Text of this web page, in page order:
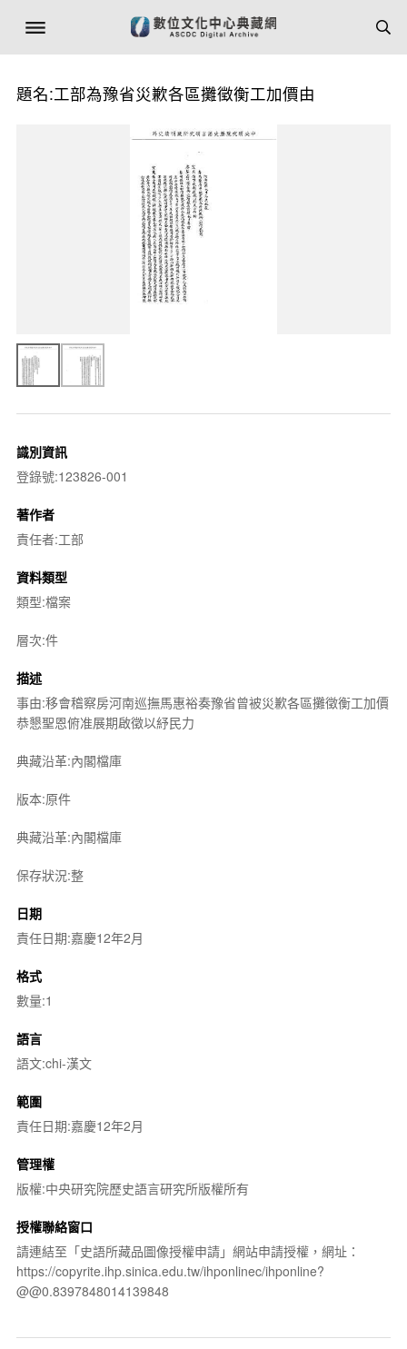
題名:工部為豫省災歉各區攤徵衡工加價由
識別資訊
登錄號:123826-001
著作者
責任者:工部
資料類型
類型:檔案
層次:件
描述
事由:移會稽察房河南巡撫馬惠裕奏豫省曾被災歉各區攤徵衡工加價
恭懇聖恩俯准展期啟徵以紓民力
典藏沿革:內閣檔庫
版本:原件
典藏沿革:內閣檔庫
保存狀況:整
日期
責任日期:嘉慶12年2月
格式
數量:1
語言
語文:chi-漢文
範圍
責任日期:嘉慶12年2月
管理權
版權:中央研究院歷史語言研究所版權所有
授權聯絡窗口
請連結至「史語所藏品圖像授權申請」網站申請授權，網址：
https://copyrite.ihp.sinica.edu.tw/ihponlinec/ihponline?
@@0.8397848014139848